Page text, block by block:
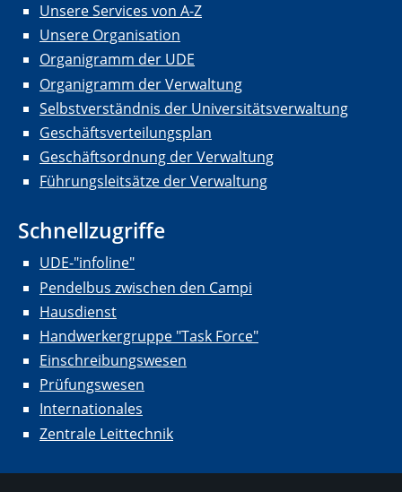
Unsere Services von A-Z
Unsere Organisation
Organigramm der UDE
Organigramm der Verwaltung
Selbstverständnis der Universitätsverwaltung
Geschäftsverteilungsplan
Geschäftsordnung der Verwaltung
Führungsleitsätze der Verwaltung
Schnellzugriffe
UDE-"infoline"
Pendelbus zwischen den Campi
Hausdienst
Handwerkergruppe "Task Force"
Einschreibungswesen
Prüfungswesen
Internationales
Zentrale Leittechnik